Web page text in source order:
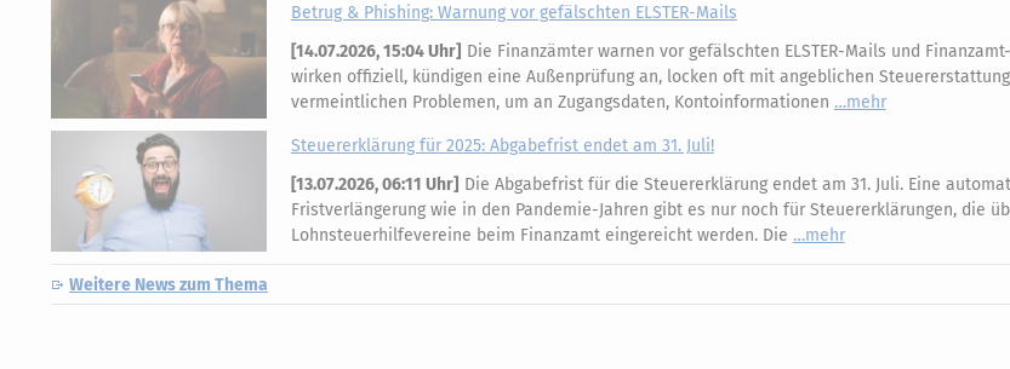
Betrug & Phishing: Warnung vor gefälschten ELSTER-Mails
[14.07.2026, 15:04 Uhr] Die Finanzämter warnen vor gefälschten ELSTER-Mails und
wirken offiziell, kündigen eine Außenprüfung an, locken oft mit angeblichen
vermeintlichen Problemen, um an Zugangsdaten, Kontoinformationen
mehr
Steuererklärung für 2025: Abgabefrist endet am 31. Juli!
[13.07.2026, 06:11 Uhr] Die Abgabefrist für die Steuererklärung endet am 31. Juli. Eine
Fristverlängerung wie in den Pandemie-Jahren gibt es nur noch für Steuererklärungen, die
Lohnsteuerhilfevereine beim Finanzamt eingereicht werden. Die
mehr
Weitere News zum Thema